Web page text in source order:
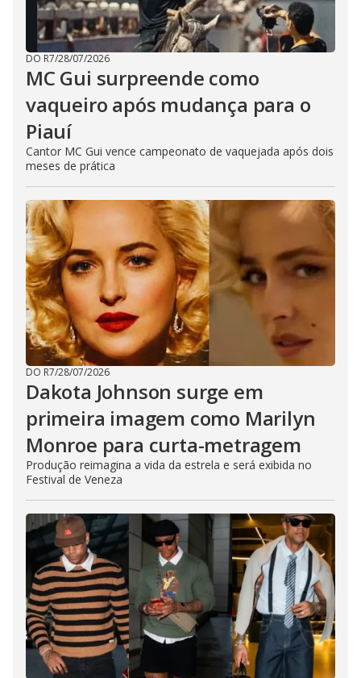
DO R7/28/07/2026
MC Gui surpreende como
vaqueiro após mudança para o
Piauí
Cantor MC Gui vence campeonato de vaquejada após dois
meses de prática
DO R7/28/07/2026
Dakota Johnson surge em
primeira imagem como Marilyn
Monroe para curta-metragem
Produção reimagina a vida da estrela e será exibida no
Festival de Veneza